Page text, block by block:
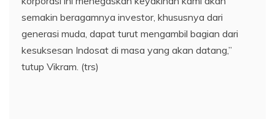
semakin beragamnya investor, khususnya dari
generasi muda, dapat turut mengambil bagian dari
kesuksesan Indosat di masa yang akan datang,”
tutup Vikram. (trs)